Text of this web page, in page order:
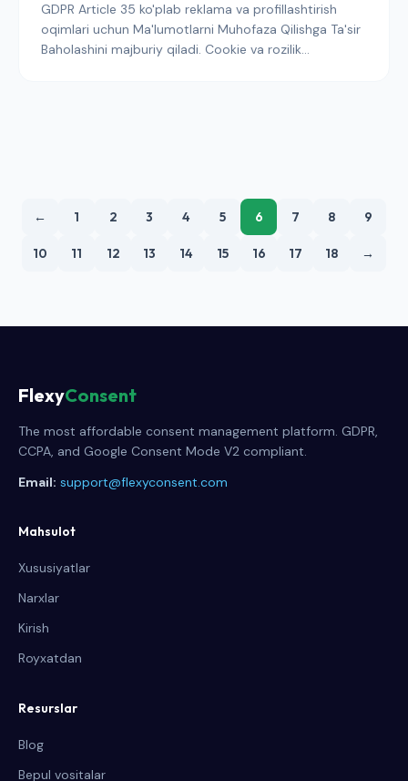
GDPR Article 35 ko'plab reklama va profillashtirish
oqimlari uchun Ma'lumotlarni Muhofaza Qilishga Ta'sir
Baholashini majburiy qiladi. Cookie va rozilik
← 1 2 3 4 5 6 7 8 9
10 11 12 13 14 15 16 17 18 →
FlexyConsent
The most affordable consent management platform. GDPR,
CCPA, and Google Consent Mode V2 compliant.
Email: support@flexyconsent.com
Mahsulot
Xususiyatlar
Narxlar
Kirish
Royxatdan
Resurslar
Blog
Bepul vositalar